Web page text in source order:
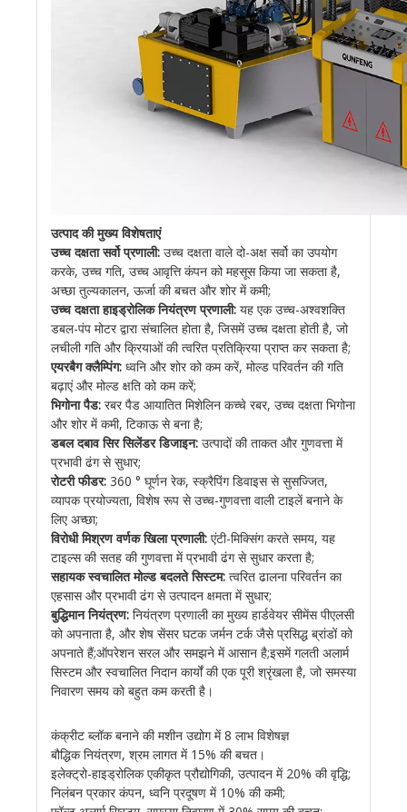
उत्पाद की मुख्य विशेषताएं
उच्च दक्षता सर्वो प्रणाली: उच्च दक्षता वाले दो-अक्ष सर्वो का उपयोग
करके, उच्च गति, उच्च आवृत्ति कंपन को महसूस किया जा सकता है,
अच्छा तुल्यकालन, ऊर्जा की बचत और शोर में कमी;
उच्च दक्षता हाइड्रोलिक नियंत्रण प्रणाली: यह एक उच्च-अश्वशक्ति
डबल-पंप मोटर द्वारा संचालित होता है, जिसमें उच्च दक्षता होती है, जो
लचीली गति और क्रियाओं की त्वरित प्रतिक्रिया प्राप्त कर सकता है;
एयरबैग क्लैम्पिंग: ध्वनि और शोर को कम करें, मोल्ड परिवर्तन की गति
बढ़ाएं और मोल्ड क्षति को कम करें;
भिगोना पैड: रबर पैड आयातित मिशेलिन कच्चे रबर, उच्च दक्षता भिगोना
और शोर में कमी, टिकाऊ से बना है;
डबल दबाव सिर सिलेंडर डिजाइन: उत्पादों की ताकत और गुणवत्ता में
प्रभावी ढंग से सुधार;
रोटरी फीडर: 360 ° घूर्णन रेक, स्क्रैपिंग डिवाइस से सुसज्जित,
व्यापक प्रयोज्यता, विशेष रूप से उच्च-गुणवत्ता वाली टाइलें बनाने के
लिए अच्छा;
विरोधी मिश्रण वर्णक खिला प्रणाली: एंटी-मिक्सिंग करते समय, यह
टाइल्स की सतह की गुणवत्ता में प्रभावी ढंग से सुधार करता है;
सहायक स्वचालित मोल्ड बदलते सिस्टम: त्वरित ढालना परिवर्तन का
एहसास और प्रभावी ढंग से उत्पादन क्षमता में सुधार;
बुद्धिमान नियंत्रण: नियंत्रण प्रणाली का मुख्य हार्डवेयर सीमेंस पीएलसी
को अपनाता है, और शेष सेंसर घटक जर्मन टर्क जैसे प्रसिद्ध ब्रांडों को
अपनाते हैं;ऑपरेशन सरल और समझने में आसान है;इसमें गलती अलार्म
सिस्टम और स्वचालित निदान कार्यों की एक पूरी श्रृंखला है, जो समस्या
निवारण समय को बहुत कम करती है।
कंक्रीट ब्लॉक बनाने की मशीन उद्योग में 8 लाभ विशेषज्ञ
बौद्धिक नियंत्रण, श्रम लागत में 15% की बचत।
इलेक्ट्रो-हाइड्रोलिक एकीकृत प्रौद्योगिकी, उत्पादन में 20% की वृद्धि;
निलंबन प्रकार कंपन, ध्वनि प्रदूषण में 10% की कमी;